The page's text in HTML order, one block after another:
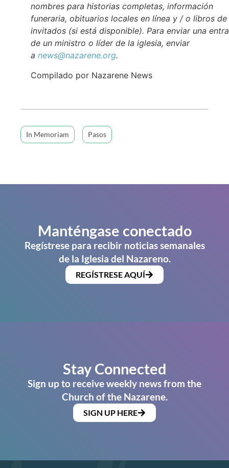
nombres para historias completas, información
funeraria, obituarios locales en línea y / o libros de
invitados (si está disponible). Para enviar una
de un ministro o líder de la iglesia, enviar
a news@nazarene.org.
Compilado por Nazarene News
In Memoriam Pasos
Manténgase conectado
Regístrese para recibir noticias semanales
de la Iglesia del Nazareno.
REGÍSTRESE AQUÍ
Stay Connected
Sign up to receive weekly news from the
Church of the Nazarene.
SIGN UP HERE